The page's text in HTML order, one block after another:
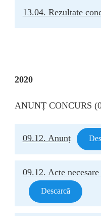
13.04. Rezultate
2020
ANUNȚ CONCURS
09.12. Anunț
09.12. Acte
Descarcă